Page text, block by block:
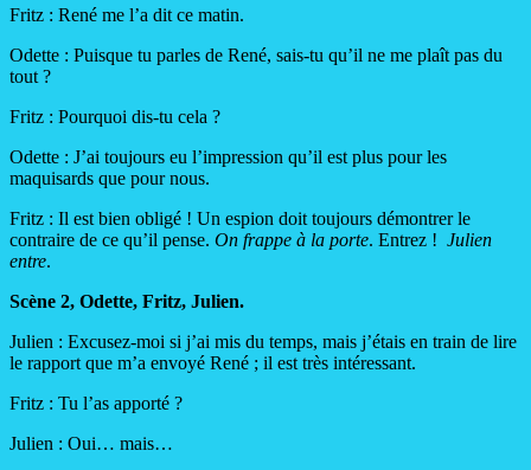
Fritz : René me l’a dit ce matin.
Odette : Puisque tu parles de René, sais-tu qu’il ne me plaît pas du
tout ?
Fritz : Pourquoi dis-tu cela ?
Odette : J’ai toujours eu l’impression qu’il est plus pour les
maquisards que pour nous.
Fritz : Il est bien obligé ! Un espion doit toujours démontrer le
contraire de ce qu’il pense. On frappe à la porte. Entrez ! Julien
entre.
Scène 2, Odette, Fritz, Julien.
Julien : Excusez-moi si j’ai mis du temps, mais j’étais en train de lire
le rapport que m’a envoyé René ; il est très intéressant.
Fritz : Tu l’as apporté ?
Julien : Oui… mais…